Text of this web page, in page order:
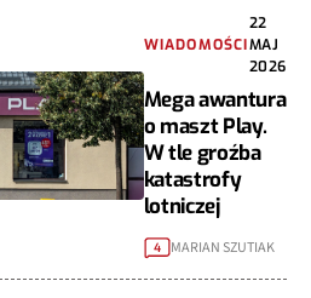
WIADOMOŚCI
22
MAJ
2026
Mega awantura
o maszt Play.
W tle groźba
katastrofy
lotniczej
4 MARIAN SZUTIAK